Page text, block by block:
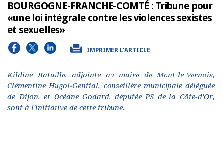
BOURGOGNE-FRANCHE-COMTÉ : Tribune pour
«une loi intégrale contre les violences sexistes
et sexuelles»
IMPRIMER L'ARTICLE
Kildine Bataille, adjointe au maire de Mont-le-Vernois,
Clémentine Hugol-Gential, conseillère municipale déléguée
de Dijon, et Océane Godard, députée PS de la Côte-d'Or,
sont à l'initiative de cette tribune.